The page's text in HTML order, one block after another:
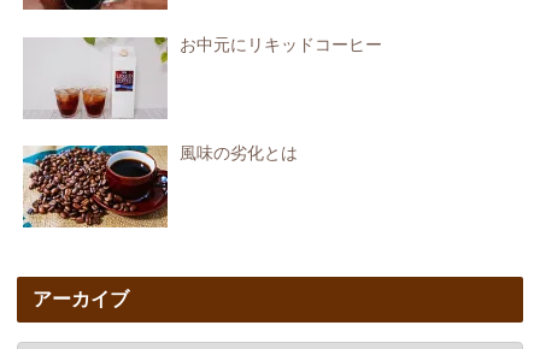
お中元にリキッドコーヒー
風味の劣化とは
アーカイブ